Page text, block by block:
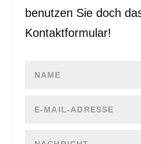
benutzen Sie doch
Kontaktformular!